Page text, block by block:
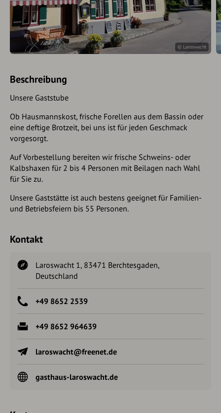
© Laroswacht
Beschreibung
Unsere Gaststube
Ob Hausmannskost, frische Forellen aus dem Bassin oder
eine deftige Brotzeit, bei uns ist für jeden Geschmack
vorgesorgt.
Auf Vorbestellung bereiten wir frische Schweins- oder
Kalbshaxen für 2 bis 4 Personen mit Beilagen nach Wahl
für Sie zu.
Unsere Gaststätte ist auch bestens geeignet für Familien-
und Betriebsfeiern bis 55 Personen.
Kontakt
Laroswacht 1, 83471 Berchtesgaden,
Deutschland
+49 8652 2539
+49 8652 964639
laroswacht@freenet.de
gasthaus-laroswacht.de